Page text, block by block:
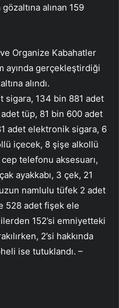
alınan 159
Organize Kabahatler
ayında gerçekleştirdiği
alındı.
sigara, 134 bin 881 adet
adet tüp, 81 bin 600 adet
adet elektronik sigara, 6
içecek, 8 şişe alkollü
telefonu aksesuarı,
ayakkabı, 3 çek, 21
namlulu tüfek 2 adet
528 adet fişek ele
152’si emniyetteki
2’si hakkında
ise tutuklandı. –